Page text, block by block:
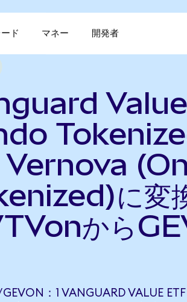
ード マネー 開発者
Vernova
に変
から
：1 VANGUARD VALUE